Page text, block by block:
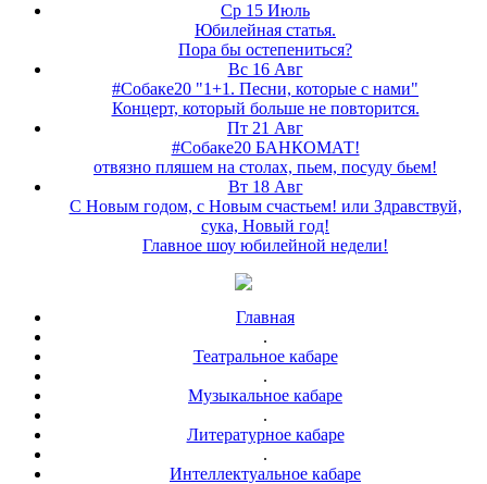
Ср 15 Июль
Юбилейная статья.
Пора бы остепениться?
Вс 16 Авг
#Собаке20 "1+1. Песни, которые с нами"
Концерт, который больше не повторится.
Пт 21 Авг
#Собаке20 БАНКОМАТ!
отвязно пляшем на столах, пьем, посуду бьем!
Вт 18 Авг
С Новым годом, с Новым счастьем! или Здравствуй,
сука, Новый год!
Главное шоу юбилейной недели!
Главная
.
Театральное кабаре
.
Музыкальное кабаре
.
Литературное кабаре
.
Интеллектуальное кабаре